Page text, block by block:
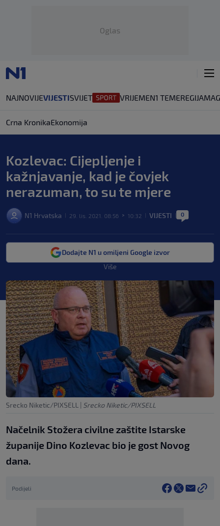
Oglas
NAJNOVIJEVIJESTISVIJET VRIJEMEN1 TEMEREGIJA
Crna KronikaEkonomija
Kozlevac: Cijepljenje i
kažnjavanje, kad je čovjek
nerazuman, to su te mjere
N1 Hrvatska 29. lis. 2021. 08:56 > 10:32 VIJESTI 0
Dodajte N1 u omiljeni Google izvor
Više
Srecko Niketic/PIXSELL | Srecko Niketic/PIXSELL
Načelnik Stožera civilne zaštite Istarske
županije Dino Kozlevac bio je gost Novog
dana.
Podijeli